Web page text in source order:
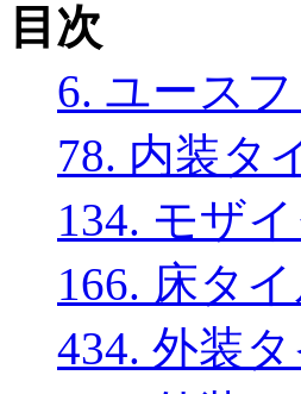
目次
6. ユース
78. 内装タ
134. モザ
166. 床タ
434. 外装